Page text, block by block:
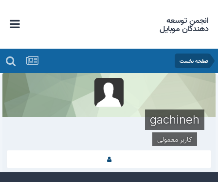
انجمن توسعه
دهندگان موبایل
صفحه نخست
gachineh
کاربر معمولی